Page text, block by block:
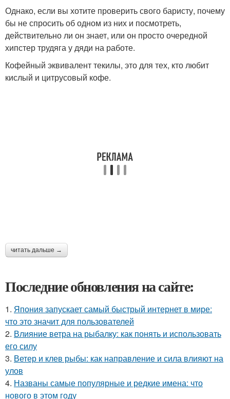
Однако, если вы хотите проверить свого баристу, почему
бы не спросить об одном из них и посмотреть,
действительно ли он знает, или он просто очередной
хипстер трудяга у дяди на работе.
Кофейный эквивалент текилы, это для тех, кто любит
кислый и цитрусовый кофе.
читать дальше →
Последние обновления на сайте:
1. Япония запускает самый быстрый интернет в мире:
что это значит для пользователей
2. Влияние ветра на рыбалку: как понять и использовать
его силу
3. Ветер и клев рыбы: как направление и сила влияют на
улов
4. Названы самые популярные и редкие имена: что
нового в этом году